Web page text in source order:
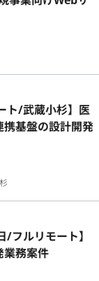
ト/武蔵小杉】医
基盤の設計開発
フルリモート】
業務案件